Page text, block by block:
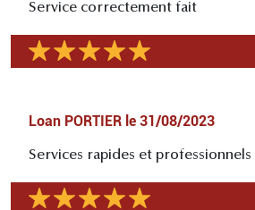
Service correctement fait
Loan PORTIER le 31/08/2023
Services rapides et professionnels